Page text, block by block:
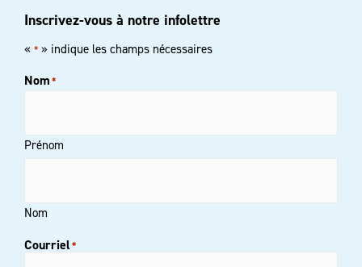
Inscrivez-vous à notre infolettre
« * » indique les champs nécessaires
Nom*
Prénom
Nom
Courriel*